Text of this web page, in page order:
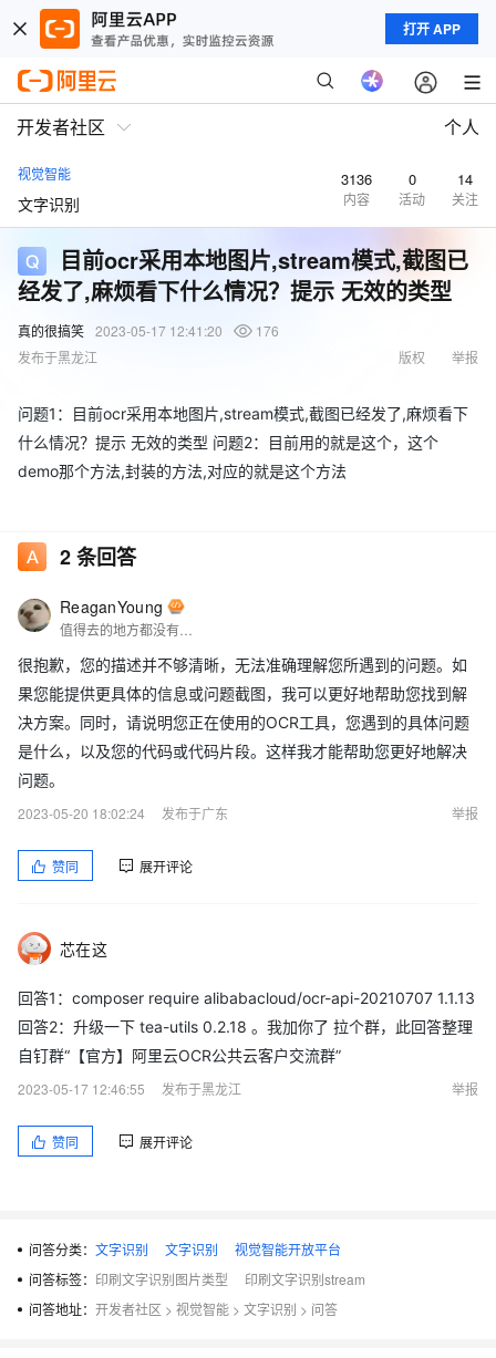
打开 APP
开发者社区 个人
视觉智能
文字识别
3136
内容
0
活动
14
关注
目前ocr采用本地图片,stream模式,截图已
经发了,麻烦看下什么情况？提示 无效的类型
真的很搞笑 2023-05-17 12:41:20
176
发布于黑龙江
举报
版权
问题1：目前ocr采用本地图片,stream模式,截图已经发了,麻烦看下
什么情况？提示 无效的类型 问题2：目前用的就是这个，这个
demo那个方法,封装的方法,对应的就是这个方法
2条回答
ReaganYoung
很抱歉，您的描述并不够清晰，无法准确理解您所遇到的问题。如
果您能提供更具体的信息或问题截图，我可以更好地帮助您找到解
决方案。同时，请说明您正在使用的OCR工具，您遇到的具体问题
是什么，以及您的代码或代码片段。这样我才能帮助您更好地解决
问题。
2023-05-20 18:02:24
发布于广东 举报
赞同 展开评论
芯在这
回答1：composer require alibabacloud/ocr-api-20210707 1.1.13
回答2：升级一下 tea-utils 0.2.18 。我加你了 拉个群，此回答整理
自钉群“【官方】阿里云OCR公共云客户交流群”
2023-05-17 12:46:55
发布于黑龙江 举报
赞同 展开评论
问答分类： 文字识别 文字识别
视觉智能开放平台
问答标签： 印刷文字识别图片类型
印刷文字识别stream
问答地址： 开发者社区 > 视觉智能 > 文字识别 > 问答